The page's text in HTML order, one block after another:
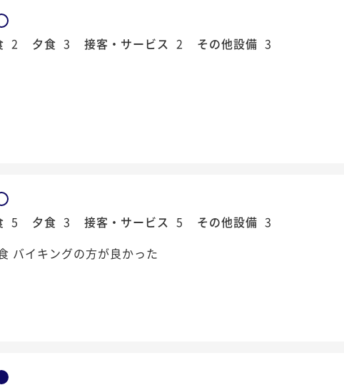
2 夕食 3 接客・サービス 2 その他設備 3
5 夕食 3 接客・サービス 5 その他設備 3
バイキングの方が良かった